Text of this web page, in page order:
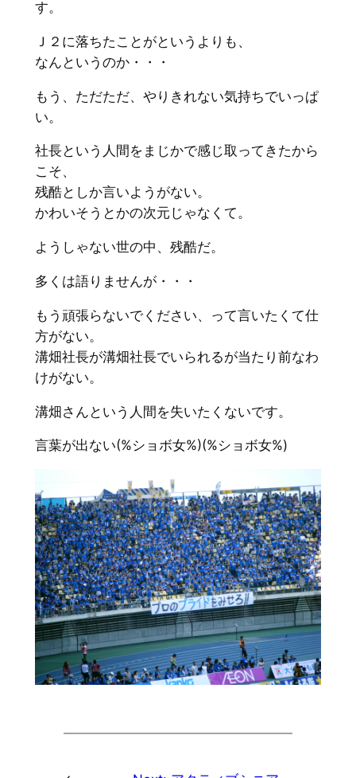
す。
Ｊ２に落ちたことがというよりも、
なんというのか・・・
もう、ただただ、やりきれない気持ちでいっぱ
い。
社長という人間をまじかで感じ取ってきたから
こそ、
残酷としか言いようがない。
かわいそうとかの次元じゃなくて。
ようしゃない世の中、残酷だ。
多くは語りませんが・・・
もう頑張らないでください、って言いたくて仕
方がない。
溝畑社長が溝畑社長でいられるが当たり前なわ
けがない。
溝畑さんという人間を失いたくないです。
言葉が出ない(%ショボ女%)(%ショボ女%)